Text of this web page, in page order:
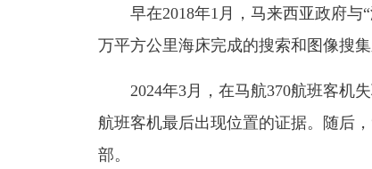
早在2018年1月，马来西亚政府与“
万平方公里海床完成的搜索和图像搜
2024年3月，在马航370航班客机失
航班客机最后出现位置的证据。随后
部。